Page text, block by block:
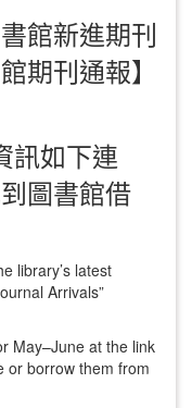
館新進期刊
期刊通報】
訊如下連
圖書館借
library’s latest
Arrivals”
May–June at the link
or borrow them from